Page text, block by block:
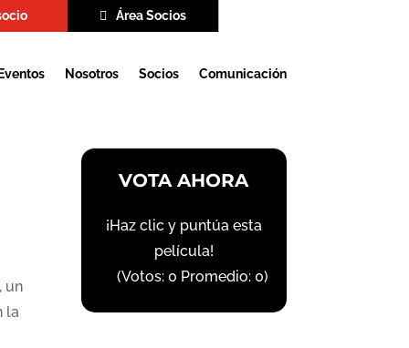
Área Socios
Eventos Nosotros Socios Comunicación
un
la
VOTA AHORA
¡Haz clic y puntúa esta
película!
(Votos:0 Promedio:0)